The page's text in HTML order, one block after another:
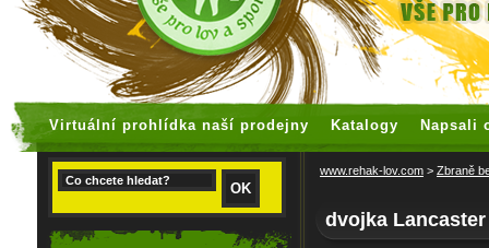
Virtuální prohlídka naší prodejny Katalogy Napsali
www.rehak-lov.com > Zbraně
dvojka Lancaster